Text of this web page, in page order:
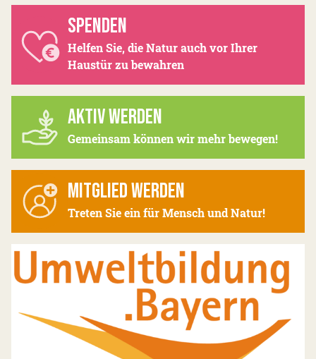
SPENDEN
Helfen Sie, die Natur auch vor Ihrer
Haustür zu bewahren
AKTIV WERDEN
Gemeinsam können wir mehr bewegen!
MITGLIED WERDEN
Treten Sie ein für Mensch und Natur!